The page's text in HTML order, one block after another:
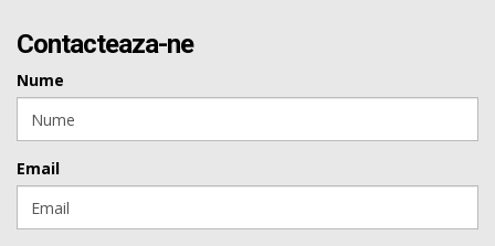
Contacteaza-ne
Nume
Email